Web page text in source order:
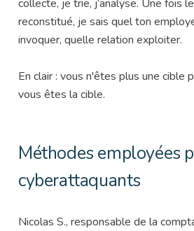
collecte, je trie, j’analyse. Une fois
reconstitué, je sais quel ton
invoquer, quelle relation exploiter.
En clair : vous n'êtes plus une cible
vous êtes la cible.
Méthodes employées
cyberattaquants
Nicolas S., responsable de la